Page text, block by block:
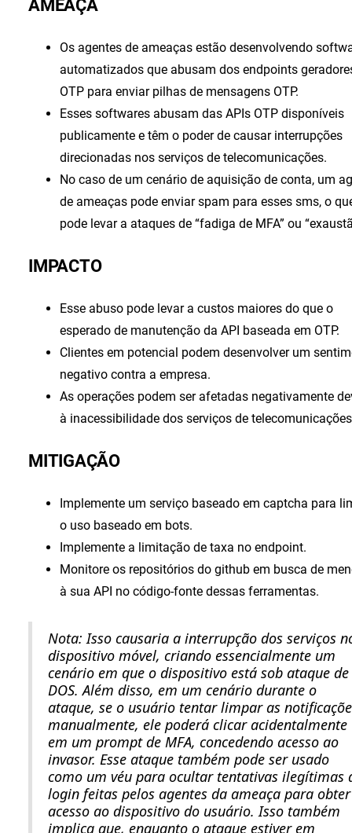
AMEAÇA
Os agentes de ameaças estão desenvolvendo
automatizados que abusam dos endpoints
OTP para enviar pilhas de mensagens OTP.
Esses softwares abusam das APIs OTP disponíveis
publicamente e têm o poder de causar interrupções
direcionadas nos serviços de telecomunicações.
No caso de um cenário de aquisição de conta, um
de ameaças pode enviar spam para esses sms, o
pode levar a ataques de “fadiga de MFA” ou
IMPACTO
Esse abuso pode levar a custos maiores do que o
esperado de manutenção da API baseada em OTP.
Clientes em potencial podem desenvolver um
negativo contra a empresa.
As operações podem ser afetadas negativamente
à inacessibilidade dos serviços de
MITIGAÇÃO
Implemente um serviço baseado em captcha para
o uso baseado em bots.
Implemente a limitação de taxa no endpoint.
Monitore os repositórios do github em busca de
à sua API no código-fonte dessas ferramentas.
Nota: Isso causaria a interrupção dos serviços
dispositivo móvel, criando essencialmente um
cenário em que o dispositivo está sob ataque de
DOS. Além disso, em um cenário durante o
ataque, se o usuário tentar limpar as
manualmente, ele poderá clicar acidentalmente
em um prompt de MFA, concedendo acesso ao
invasor. Esse ataque também pode ser usado
como um véu para ocultar tentativas ilegítimas
login feitas pelos agentes da ameaça para obter
acesso ao dispositivo do usuário. Isso também
implica que, enquanto o ataque estiver em